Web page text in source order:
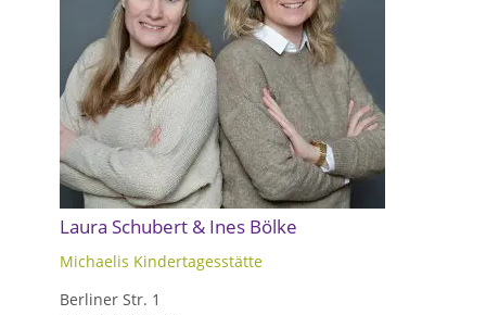
Laura Schubert & Ines Bölke
Michaelis Kindertagesstätte
Berliner Str. 1